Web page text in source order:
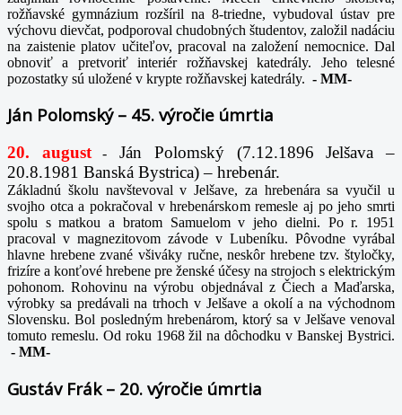
rožňavské gymnázium rozšíril na 8-triedne, vybudoval ústav pre
výchovu dievčat, podporoval chudobných študentov, založil nadáciu
na zaistenie platov učiteľov, pracoval na založení nemocnice. Dal
obnoviť a pretvoriť interiér rožňavskej katedrály. Jeho telesné
pozostatky sú uložené v krypte rožňavskej katedrály. - MM-
Ján Polomský – 45. výročie úmrtia
20. august-
Ján Polomský (7.12.1896 Jelšava –
20.8.1981 Banská Bystrica) – hrebenár.
Základnú školu navštevoval v Jelšave, za hrebenára sa vyučil u
svojho otca a pokračoval v hrebenárskom remesle aj po jeho smrti
spolu s matkou a bratom Samuelom v jeho dielni. Po r. 1951
pracoval v magnezitovom závode v Lubeníku. Pôvodne vyrábal
hlavne hrebene zvané všiváky ručne, neskôr hrebene tzv. štyločky,
frizíre a konťové hrebene pre ženské účesy na strojoch s elektrickým
pohonom. Rohovinu na výrobu objednával z Čiech a Maďarska,
výrobky sa predávali na trhoch v Jelšave a okolí a na východnom
Slovensku. Bol posledným hrebenárom, ktorý sa v Jelšave venoval
tomuto remeslu. Od roku 1968 žil na dôchodku v Banskej Bystrici.
- MM-
Gustáv Frák – 20. výročie úmrtia